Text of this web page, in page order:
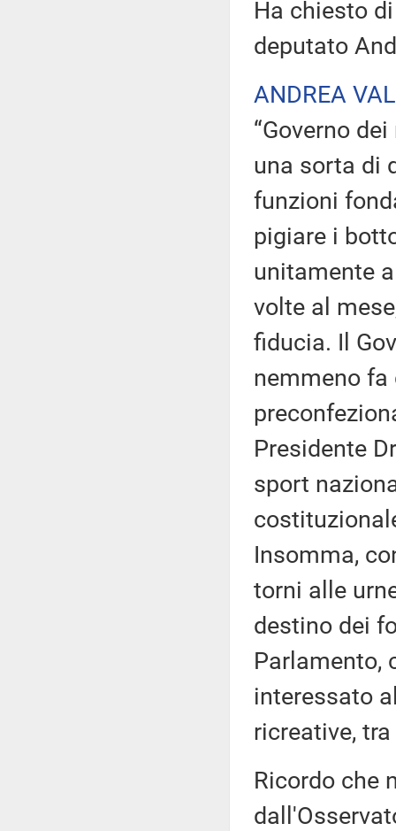
Ha chiesto
deputato
ANDREA
“Governo
una sorta di
funzioni
pigiare i
unitamente
volte al
fiducia. Il
nemmeno fa
Presidente
sport
Insomma,
torni alle
destino dei
Parlamento,
interessato
ricreative,
Ricordo che